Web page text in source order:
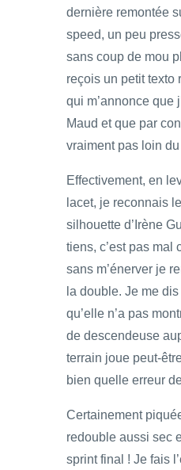
dernière remontée
speed, un peu
sans coup de mou
reçois un petit texto
qui m’annonce que
Maud et que par
vraiment pas loin du
Effectivement, en
lacet, je reconnais
silhouette d’Irène
tiens, c’est pas
sans m’énerver je
la double. Je me
qu’elle n’a pas
de descendeuse
terrain joue peut-
bien quelle erreur
Certainement
redouble aussi sec
sprint final ! Je fais